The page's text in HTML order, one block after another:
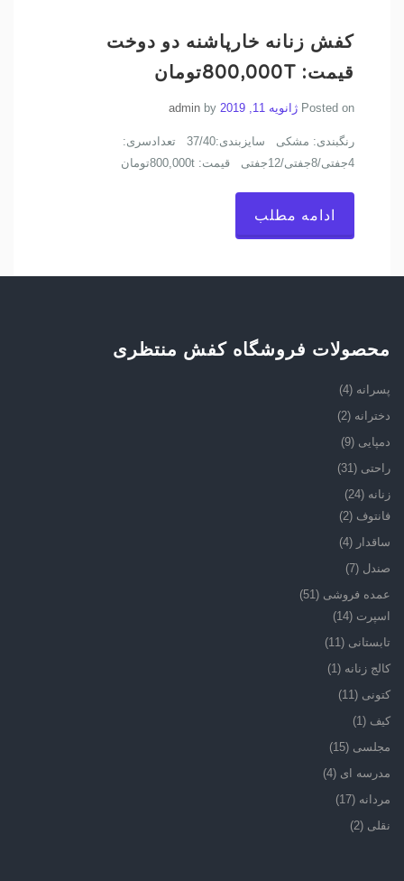
کفش زنانه خارپاشنه دو دوخت
قیمت: 800,000Tتومان
Posted on ژانویه 11, 2019 admin
رنگبندی: مشکی سایزبندی:37/40 تعدادسری:
4جفتی/8جفتی/12جفتی قیمت: 800,000tتومان
ادامه مطلب
محصولات فروشگاه کفش منتظری
پسرانه (4)
دخترانه (2)
دمپایی (9)
راحتی (31)
زنانه (24)
فانتوف (2)
ساقدار (4)
صندل (7)
عمده فروشی (51)
اسپرت (14)
تابستانی (11)
کالج زنانه (1)
کتونی (11)
کیف (1)
مجلسی (15)
مدرسه ای (4)
مردانه (17)
نقلی (2)